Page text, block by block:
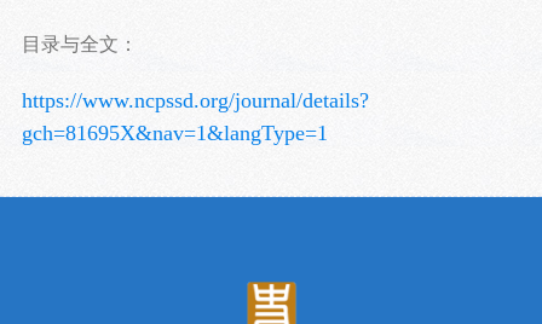
目录与全文：
https://www.ncpssd.org/journal/details?
gch=81695X&nav=1&langType=1